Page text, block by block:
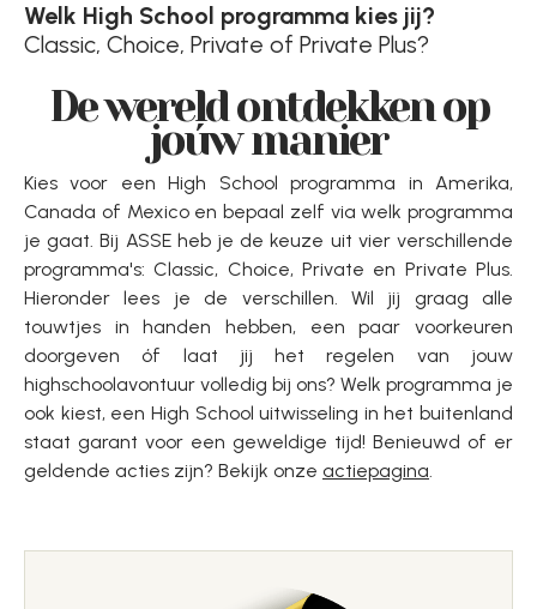
Welk High School programma kies jij?
Classic, Choice, Private of Private Plus?
De wereld ontdekken op
joúw manier
Kies voor een High School programma in Amerika,
Canada of Mexico en bepaal zelf via welk programma
je gaat. Bij ASSE heb je de keuze uit vier verschillende
programma's: Classic, Choice, Private en Private Plus.
Hieronder lees je de verschillen. Wil jij graag alle
touwtjes in handen hebben, een paar voorkeuren
doorgeven óf laat jij het regelen van jouw
highschoolavontuur volledig bij ons? Welk programma je
ook kiest, een High School uitwisseling in het buitenland
staat garant voor een geweldige tijd! Benieuwd of er
geldende acties zijn? Bekijk onze actiepagina.